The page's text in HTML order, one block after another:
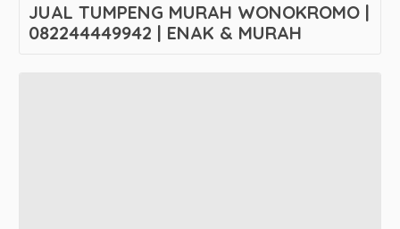
JUAL TUMPENG MURAH WONOKROMO |
082244449942 | ENAK & MURAH